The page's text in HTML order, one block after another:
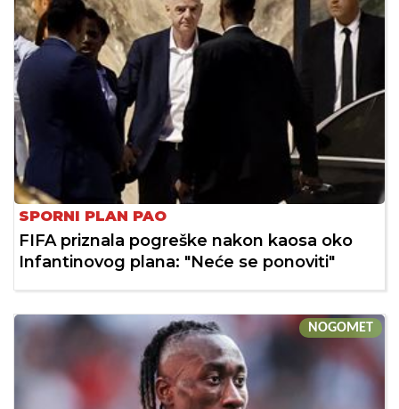
SPORNI PLAN PAO
FIFA priznala pogreške nakon kaosa oko
Infantinovog plana: "Neće se ponoviti"
NOGOMET